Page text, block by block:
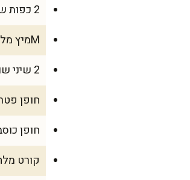
2 כפות שמן זית
Mמיץ מלימון טרי אחד
2 שיני שום, כתושות
חופן
חופן
קורט